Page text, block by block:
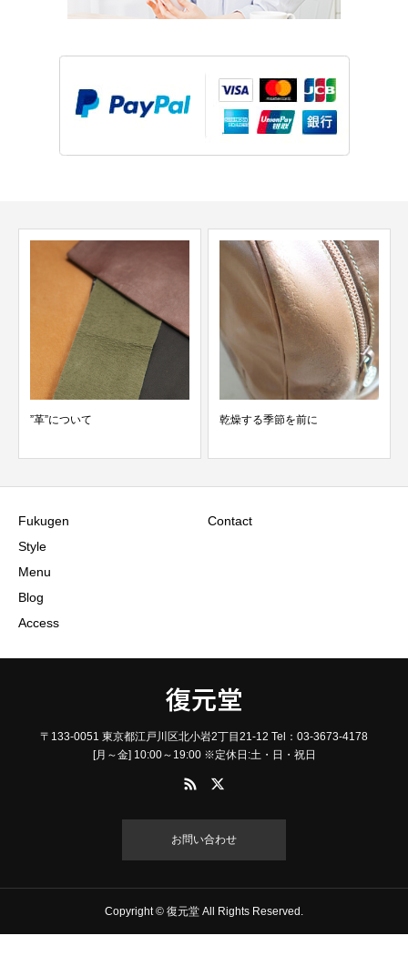
”革”について 乾燥する季節を前に
Fukugen
Style
Menu
Blog
Access
Contact
復元堂
〒133-0051 東京都江戸川区北小岩2丁目21-12 Tel：03-3673-4178
[月～金] 10:00～19:00 ※定休日:土・日・祝日
お問い合わせ
Copyright © 復元堂 All Rights Reserved.